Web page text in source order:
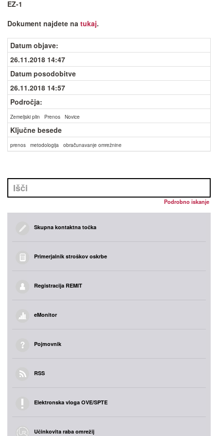
EZ-1
Dokument najdete na tukaj.
Datum objave:
26.11.2018 14:47
Datum posodobitve
26.11.2018 14:57
Področja:
Zemeljski plin Prenos Novice
Ključne besede
prenos metodologija obračunavanje omrežnine
Podrobno iskanje
Skupna kontaktna točka
Primerjalnik stroškov oskrbe
Registracija REMIT
eMonitor
Pojmovnik
RSS
Elektronska vloga OVE/SPTE
Učinkovita raba omrežij